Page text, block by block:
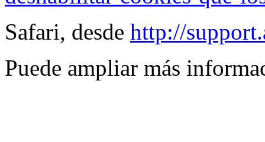
Safari, desde http://
Puede ampliar más